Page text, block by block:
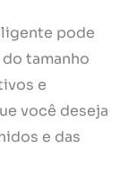
pode
tamanho
e
você deseja
e das